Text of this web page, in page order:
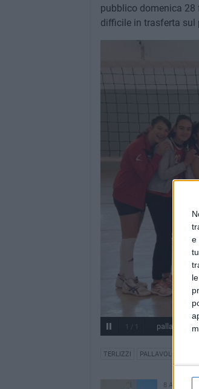
e
pubblico domenica 28
difficile in trasferta sul
1 / 1 pallavolo
TERLIZZI PALLAVOLO
8 AGOSTO